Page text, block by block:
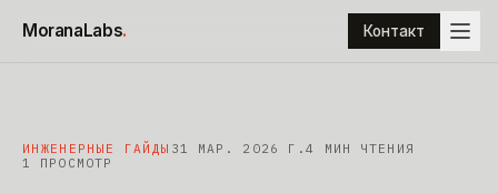
MoranaLabs. Контакт
ИНЖЕНЕРНЫЕ ГАЙДЫ 31 МАР. 2026 Г.4
МИН ЧТЕНИЯ
1 ПРОСМОТР